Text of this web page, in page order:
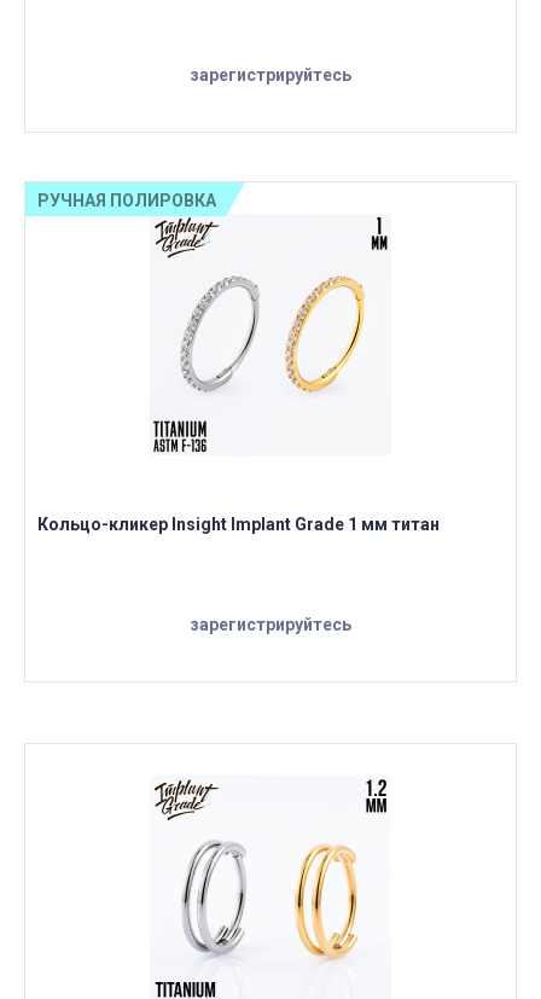
зарегистрируйтесь
Кольцо-кликер Insight Implant Grade 1 мм титан
зарегистрируйтесь
РУЧНАЯ ПОЛИРОВКА